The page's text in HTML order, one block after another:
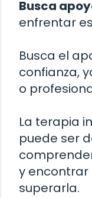
Busca
enfrentar
Busca el
confianza,
o
La terapia
puede ser
y
superarla.